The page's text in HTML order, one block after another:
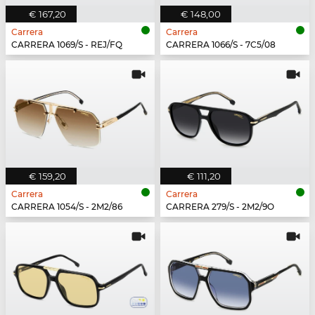
€ 167,20
Carrera
CARRERA 1069/S - REJ/FQ
€ 148,00
Carrera
CARRERA 1066/S - 7C5/08
€ 159,20
Carrera
CARRERA 1054/S - 2M2/86
€ 111,20
Carrera
CARRERA 279/S - 2M2/9O